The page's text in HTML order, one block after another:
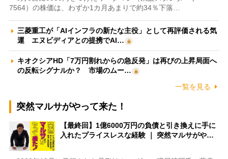
7564）の株価は、わずか1カ月あまりで約34％下落…
三菱重工が「AIインフラの新たな主役」として再評価される気
運 エヌビディアとの提携でAI…
キオクシアHD「7万円割れからの急反発」は再びの上昇局面へ
の反転シグナルか？ 市場のムー…
一覧を見る
突然マルサがやって来た！
【最終回】1億6000万円の負債と引き換えに手に
入れたプライスレスな経験 ｜ 突然マルサがや…